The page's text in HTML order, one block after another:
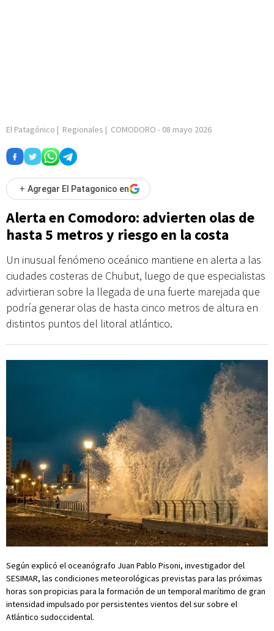
El Patagónico | Regionales | COMODORO - 08 mayo 2026
+ Agregar El Patagonico en
Alerta en Comodoro: advierten olas de
hasta 5 metros y riesgo en la costa
Un inusual fenómeno oceánico mantiene en alerta a las
ciudades costeras de Chubut, luego de que especialistas
advirtieran sobre la llegada de una fuerte marejada que
podría generar olas de hasta cinco metros de altura en
distintos puntos del litoral atlántico.
Según explicó el oceanógrafo Juan Pablo Pisoni, investigador del
SESIMAR, las condiciones meteorológicas previstas para las próximas
horas son propicias para la formación de un temporal marítimo de gran
intensidad impulsado por persistentes vientos del sur sobre el
Atlántico sudoccidental.